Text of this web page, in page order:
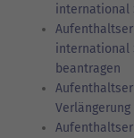
international
international
beantragen